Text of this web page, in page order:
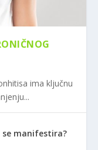
ima ključnu
manifestira?